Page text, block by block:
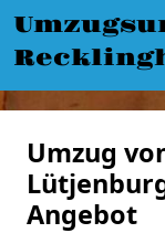
Umzug
Angebot